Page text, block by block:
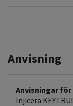
Anvisning
Anvisningar
Injicera